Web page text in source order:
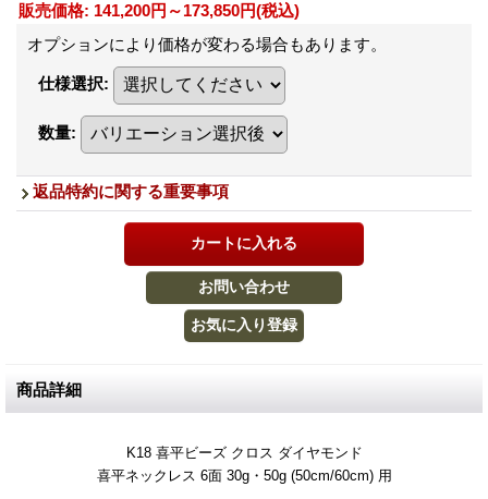
販売価格: 141,200円～173,850円(税込)
オプションにより価格が変わる場合もあります。
仕様選択:
数量:
返品特約に関する重要事項
商品詳細
K18 喜平ビーズ クロス ダイヤモンド
喜平ネックレス 6面 30g・50g (50cm/60cm) 用